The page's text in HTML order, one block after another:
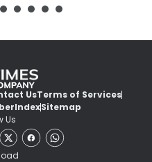
UsTerms of Services
IndexSitemap
Us